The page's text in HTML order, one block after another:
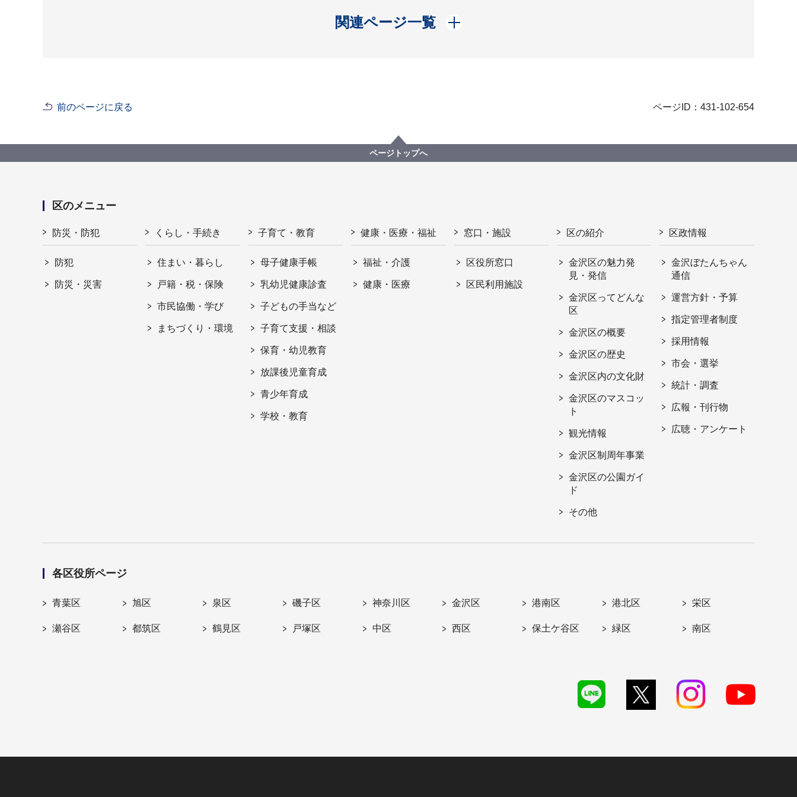
関連ページ一覧
開く
前のページに戻る ページID：431-102-654
ページトップへ
区のメニュー
防災・防犯
防犯
防災・災害
くらし・手続き
住まい・暮らし
戸籍・税・保険
市民協働・学び
まちづくり・環境
子育て・教育
母子健康手帳
乳幼児健康診査
子どもの手当など
子育て支援・相談
保育・幼児教育
放課後児童育成
青少年育成
学校・教育
健康・医療・福祉
福祉・介護
健康・医療
窓口・施設
区役所窓口
区民利用施設
区の紹介
金沢区の魅力発
見・発信
金沢区ってどんな
区
金沢区の概要
金沢区の歴史
金沢区内の文化財
金沢区のマスコッ
ト
観光情報
金沢区制周年事業
金沢区の公園ガイ
ド
その他
区政情報
金沢ぼたんちゃん
通信
運営方針・予算
指定管理者制度
採用情報
市会・選挙
統計・調査
広報・刊行物
広聴・アンケート
各区役所ページ
青葉区 旭区 泉区 磯子区 神奈川区 金沢区 港南区 港北区 栄区
瀬谷区 都筑区 鶴見区 戸塚区 中区 西区 保土ケ谷区 緑区 南区